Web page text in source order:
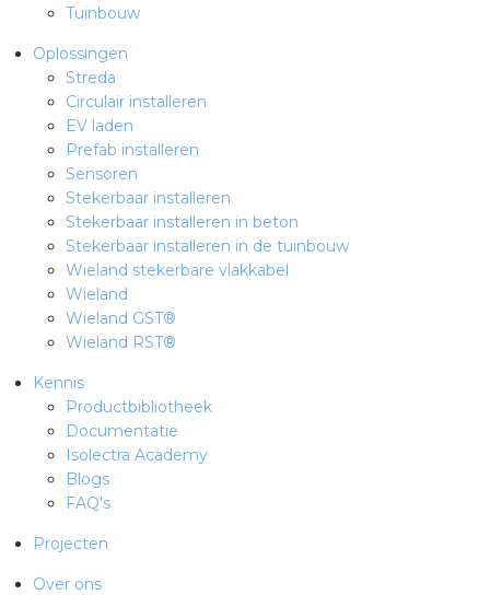
waarde
Tuinbouw
Oplossingen
Streda
Circulair installeren
EV laden
Prefab installeren
Sensoren
Stekerbaar installeren
Stekerbaar installeren in beton
Stekerbaar installeren in de tuinbouw
Wieland stekerbare vlakkabel
Wieland
Wieland GST®
Wieland RST®
Kennis
Productbibliotheek
Documentatie
Isolectra Academy
Blogs
FAQ's
Projecten
Over ons